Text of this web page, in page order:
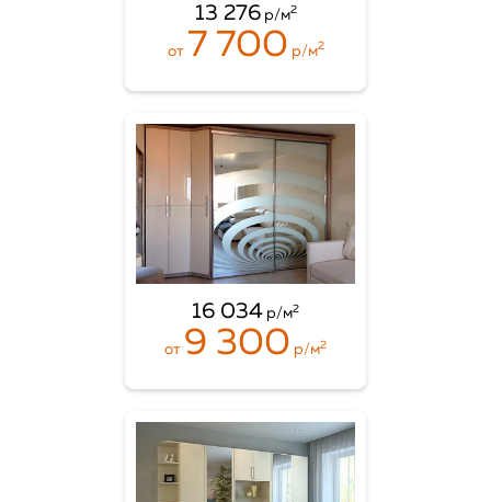
13 276р/м2
от 7 700 р/м2
16 034 р/м2
от 9 300 р/м2